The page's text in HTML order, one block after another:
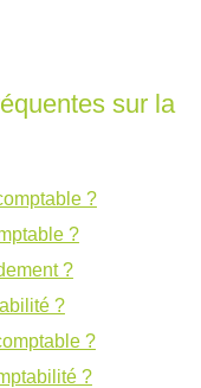
sur la
?
?
?
?
?
?